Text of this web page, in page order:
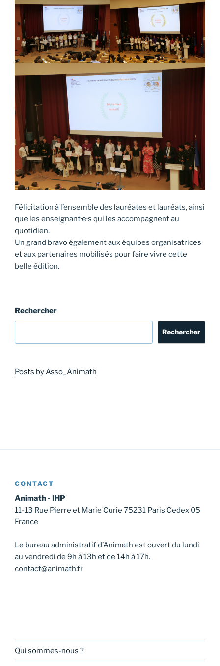
Félicitation à l’ensemble des lauréates et lauréats, ainsi
que les enseignant·e·s qui les accompagnent au
quotidien.
Un grand bravo également aux équipes organisatrices
et aux partenaires mobilisés pour faire vivre cette
belle édition.
Rechercher
Rechercher
Posts by Asso_Animath
CONTACT
Animath - IHP
11-13 Rue Pierre et Marie Curie 75231 Paris Cedex 05
France
Le bureau administratif d’Animath est ouvert du lundi
au vendredi de 9h à 13h et de 14h à 17h.
contact@animath.fr
Qui sommes-nous ?